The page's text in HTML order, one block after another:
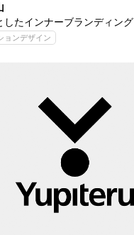
したインナーブランディング
ョンデザイン